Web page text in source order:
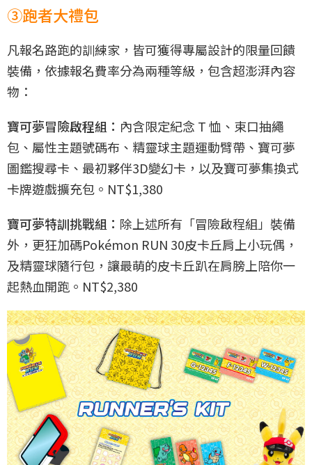
③跑者大禮包
凡報名路跑的訓練家，皆可獲得專屬設計的限量回饋
裝備，依據報名費率分為兩種等級，包含超澎湃內容
物：
寶可夢冒險啟程組： 內含限定紀念 T 恤、束口抽繩
包、屬性主題號碼布、精靈球主題運動臂帶、寶可夢
圖鑑搜尋卡、最初夥伴3D變幻卡，以及寶可夢集換式
卡牌遊戲擴充包。NT$1,380
寶可夢特訓挑戰組： 除上述所有「冒險啟程組」裝備
外，更狂加碼Pokémon RUN 30皮卡丘肩上小玩偶，
及精靈球隨行包，讓最萌的皮卡丘趴在肩膀上陪你一
起熱血開跑。NT$2,380